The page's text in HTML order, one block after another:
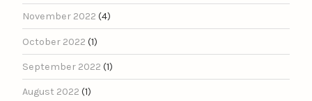
November 2022 (4)
October 2022 (1)
September 2022 (1)
August 2022 (1)